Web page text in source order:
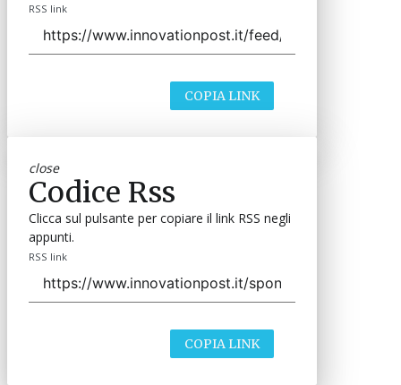
RSS link
COPIA LINK
close
Codice Rss
Clicca sul pulsante per copiare il link RSS negli
appunti.
RSS link
COPIA LINK